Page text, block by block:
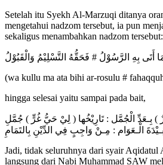
Setelah itu Syekh Al-Marzuqi ditanya
mengetahui nadzom tersebut, ia pun
sekaligus menambahkan nadzom tersebut:
أَتَى بِهِ الرَّسُوْلُ # فَحَقُّهُ التَّسْلِيْمُ وَالْقَبُوْلُ
(wa kullu ma ata bihi ar-rosulu #
hingga selesai yaitu sampai pada bait,
) بِـعَدِّ الْجُمَّل : تَارِيْخُها ( لِيْ حَيُّ غُرٍّ ) جُمَّلِ
Jadi, tidak seluruhnya dari syair Aqidatul
langsung dari Nabi Muhammad SAW